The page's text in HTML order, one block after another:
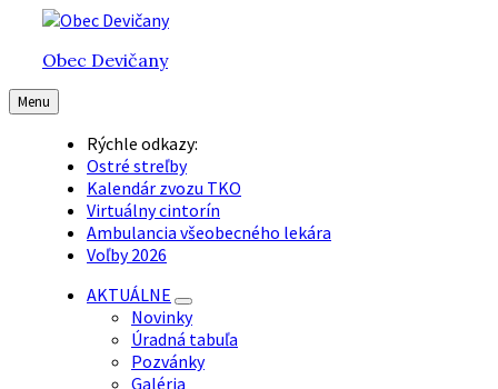
Preskočiť
obsah
Preskočiť
hlavnú
navigáciu
Preskočiť
pätičkuObec Devičany
Menu
Rýchle odkazy:
Ostré streľby
Kalendár zvozu TKO
Virtuálny cintorín
Ambulancia všeobecného lekára
Voľby 2026
AKTUÁLNE
Novinky
Úradná tabuľa
Pozvánky
Galéria